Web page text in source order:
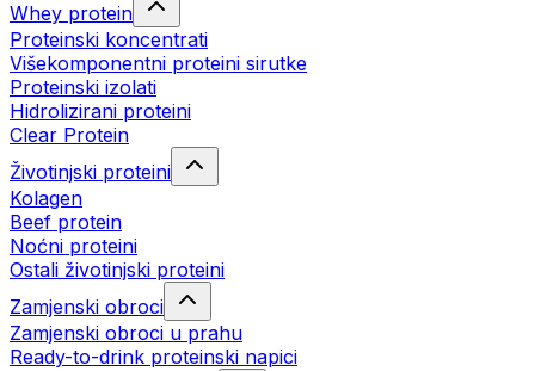
Whey protein
Proteinski koncentrati
Višekomponentni proteini sirutke
Proteinski izolati
Hidrolizirani proteini
Clear Protein
Životinjski proteini
Kolagen
Beef protein
Noćni proteini
Ostali životinjski proteini
Zamjenski obroci
Zamjenski obroci u prahu
Ready-to-drink proteinski napici